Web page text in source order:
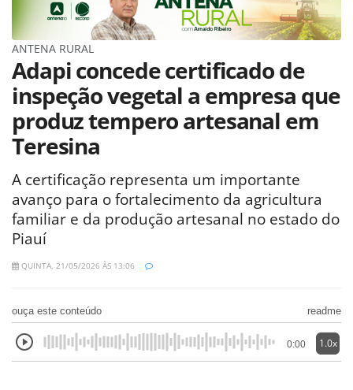
ANTENA RURAL
Adapi concede certificado de
inspeção vegetal a empresa que
produz tempero artesanal em
Teresina
A certificação representa um importante
avanço para o fortalecimento da agricultura
familiar e da produção artesanal no estado do
Piauí
QUINTA, 21/05/2026 ÀS 13:06
ouça este conteúdo readme
0:00 1.0x